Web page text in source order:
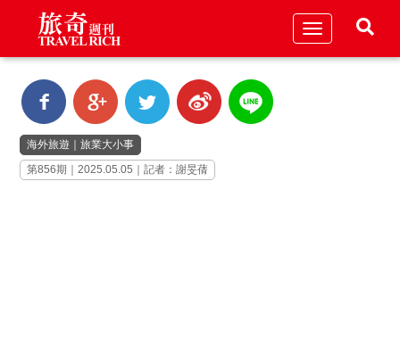
Toggle
海外旅遊 ｜旅業大小事
第856期｜2025.05.05｜記者：謝旻蒨